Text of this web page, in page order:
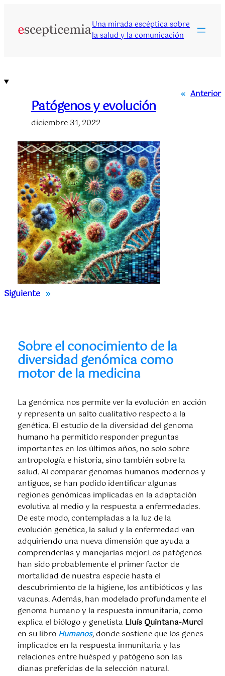
contenido
Una mirada escéptica sobre
la salud y la comunicación
« Anterior
Patógenos y evolución
diciembre 31, 2022
Siguiente »
Sobre el conocimiento de la
diversidad genómica como
motor de la medicina
La genómica nos permite ver la evolución en acción
y representa un salto cualitativo respecto a la
genética. El estudio de la diversidad del genoma
humano ha permitido responder preguntas
importantes en los últimos años, no solo sobre
antropología e historia, sino también sobre la
salud. Al comparar genomas humanos modernos y
antiguos, se han podido identificar algunas
regiones genómicas implicadas en la adaptación
evolutiva al medio y la respuesta a enfermedades.
De este modo, contempladas a la luz de la
evolución genética, la salud y la enfermedad van
adquiriendo una nueva dimensión que ayuda a
comprenderlas y manejarlas mejor.Los patógenos
han sido probablemente el primer factor de
mortalidad de nuestra especie hasta el
descubrimiento de la higiene, los antibióticos y las
vacunas. Además, han modelado profundamente el
genoma humano y la respuesta inmunitaria, como
explica el biólogo y genetista Lluís Quintana-Murci
en su libroHumanos, donde sostiene que los genes
implicados en la respuesta inmunitaria y las
relaciones entre huésped y patógeno son las
dianas preferidas de la selección natural.